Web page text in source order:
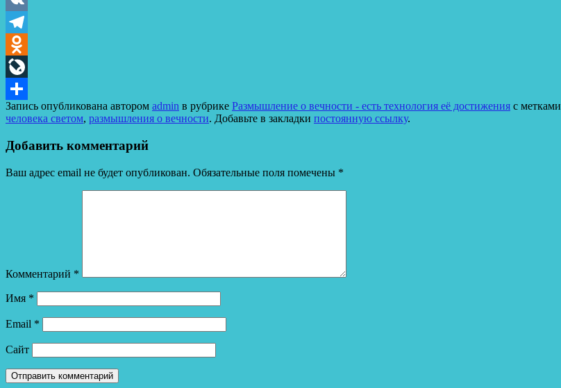
VK
Telegram
Odnoklassniki
LiveJournal
Отправить
Запись опубликована автором admin в рубрике Размышление о вечности - есть технология её достижения с метками
человека светом, размышления о вечности. Добавьте в закладки постоянную ссылку.
Добавить комментарий
Ваш адрес email не будет опубликован. Обязательные поля помечены *
Комментарий *
Имя *
Email *
Сайт